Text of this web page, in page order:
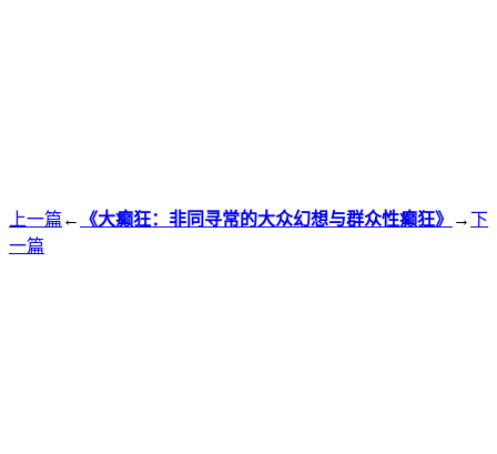
上一篇 ← 《大癫狂：非同寻常的大众幻想与群众性癫狂》 →
下
一篇